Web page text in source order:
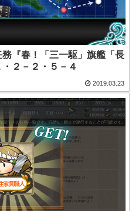
務『春！「三一駆」旗艦「長
２－２・５－４
2019.03.23